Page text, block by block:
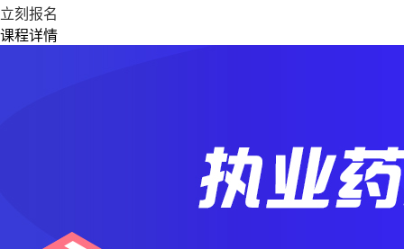
立刻报名
课程详情